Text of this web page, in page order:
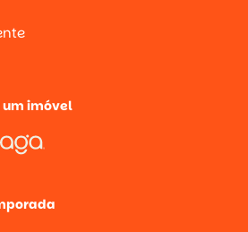
um imóvel